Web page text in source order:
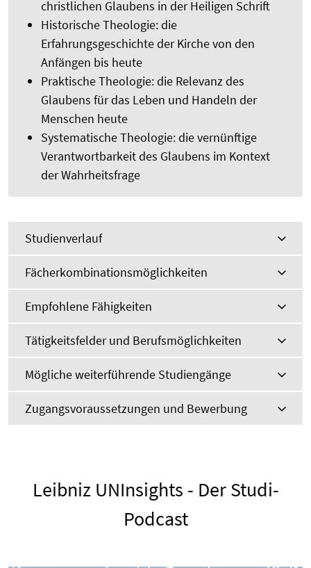
christlichen Glaubens in der Heiligen Schrift
Historische Theologie: die
Erfahrungsgeschichte der Kirche von den
Anfängen bis heute
Praktische Theologie: die Relevanz des
Glaubens für das Leben und Handeln der
Menschen heute
Systematische Theologie: die vernünftige
Verantwortbarkeit des Glaubens im Kontext
der Wahrheitsfrage
Studienverlauf
Fächerkombinationsmöglichkeiten
Empfohlene Fähigkeiten
Tätigkeitsfelder und Berufsmöglichkeiten
Mögliche weiterführende Studiengänge
Zugangsvoraussetzungen und Bewerbung
Leibniz UNInsights - Der Studi-
Podcast